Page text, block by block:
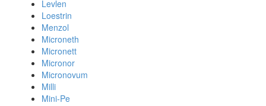
Levlen
Loestrin
Menzol
Microneth
Micronett
Micronor
Micronovum
Milli
Mini-Pe